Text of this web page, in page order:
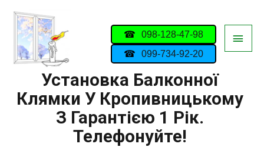
098-128-47-98
099-734-92-20
Установка Балконної
Клямки У Кропивницькому
З Гарантією 1 Рік.
Телефонуйте!